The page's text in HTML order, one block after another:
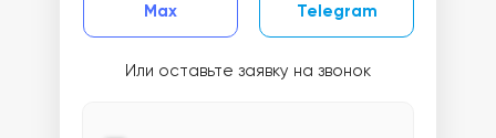
Telegram
Или оставьте заявку на звонок
Max